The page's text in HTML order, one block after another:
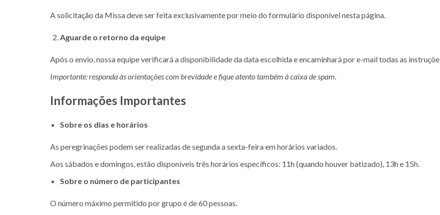
A solicitação da Missa deve ser feita exclusivamente por meio do formulário disponível nesta página.
Aguarde o retorno da equipe
Após o envio, nossa equipe verificará a disponibilidade da data escolhida e encaminhará por e-mail todas as
Importante: responda às orientações com brevidade e fique atento também à caixa de spam.
Informações Importantes
Sobre os dias e horários
As peregrinações podem ser realizadas de segunda a sexta-feira em horários variados.
Aos sábados e domingos, estão disponíveis três horários específicos: 11h (quando houver batizado), 13h e 15h.
Sobre o número de participantes
O número máximo permitido por grupo é de 60 pessoas.